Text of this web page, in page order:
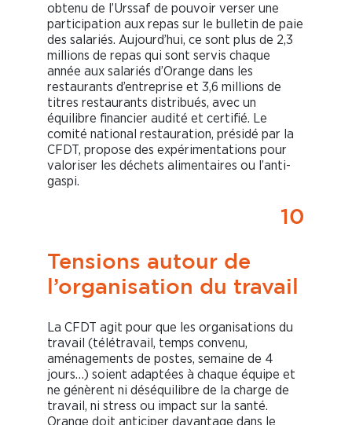
obtenu de l’Urssaf de pouvoir verser une
participation aux repas sur le bulletin de paie
des salariés. Aujourd’hui, ce sont plus de 2,3
millions de repas qui sont servis chaque
année aux salariés d’Orange dans les
restaurants d’entreprise et 3,6 millions de
titres restaurants distribués, avec un
équilibre financier audité et certifié. Le
comité national restauration, présidé par la
CFDT, propose des expérimentations pour
valoriser les déchets alimentaires ou l’anti-
gaspi.
10
Tensions autour de
l’organisation du travail
La CFDT agit pour que les organisations du
travail (télétravail, temps convenu,
aménagements de postes, semaine de 4
jours…) soient adaptées à chaque équipe et
ne génèrent ni déséquilibre de la charge de
travail, ni stress ou impact sur la santé.
Orange doit anticiper davantage dans le